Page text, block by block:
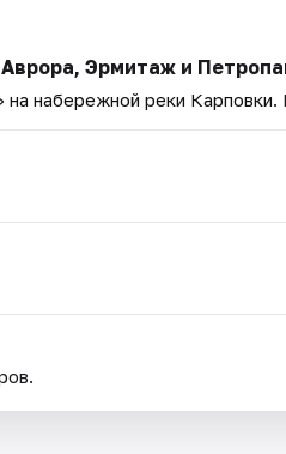
Эрмитаж и
набережной реки Карповки.